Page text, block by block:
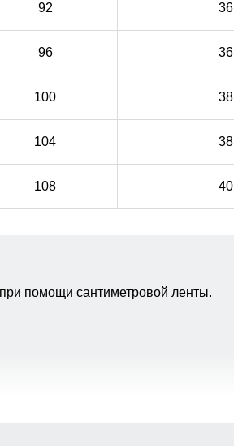
92 36
96 36
100 38
104 38
108 40
помощи сантиметровой ленты.